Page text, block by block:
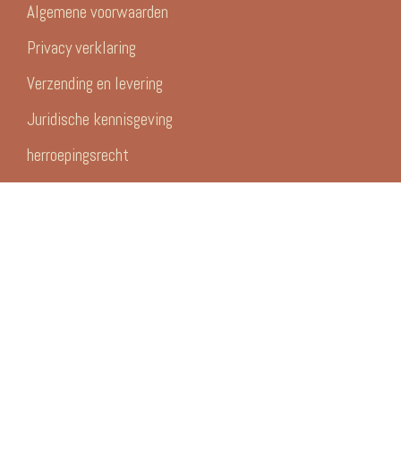
Algemene voorwaarden
Privacy verklaring
Verzending en levering
Juridische kennisgeving
herroepingsrecht